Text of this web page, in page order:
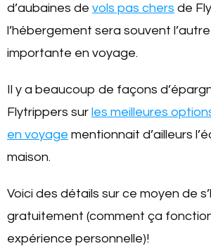
d’aubaines de vols pas chers de
l’hébergement sera souvent
importante en voyage.
Il y a beaucoup de façons
Flytrippers sur les meilleures
en voyage mentionnait d’ailleurs
maison.
Voici des détails sur ce moyen de
gratuitement (comment ça
expérience personnelle)!